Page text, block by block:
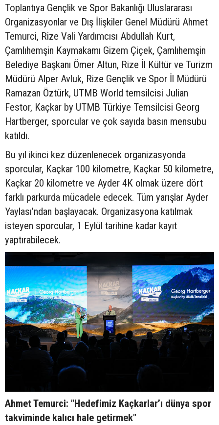
Toplantıya Gençlik ve Spor Bakanlığı Uluslararası
Organizasyonlar ve Dış İlişkiler Genel Müdürü Ahmet
Temurci, Rize Vali Yardımcısı Abdullah Kurt,
Çamlıhemşin Kaymakamı Gizem Çiçek, Çamlıhemşin
Belediye Başkanı Ömer Altun, Rize İl Kültür ve Turizm
Müdürü Alper Avluk, Rize Gençlik ve Spor İl Müdürü
Ramazan Öztürk, UTMB World temsilcisi Julian
Festor, Kaçkar by UTMB Türkiye Temsilcisi Georg
Hartberger, sporcular ve çok sayıda basın mensubu
katıldı.
Bu yıl ikinci kez düzenlenecek organizasyonda
sporcular, Kaçkar 100 kilometre, Kaçkar 50 kilometre,
Kaçkar 20 kilometre ve Ayder 4K olmak üzere dört
farklı parkurda mücadele edecek. Tüm yarışlar Ayder
Yaylası’ndan başlayacak. Organizasyona katılmak
isteyen sporcular, 1 Eylül tarihine kadar kayıt
yaptırabilecek.
Ahmet Temurci: "Hedefimiz Kaçkarlar’ı dünya spor
takviminde kalıcı hale getirmek"